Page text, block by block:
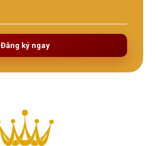
Đăng ký ngay